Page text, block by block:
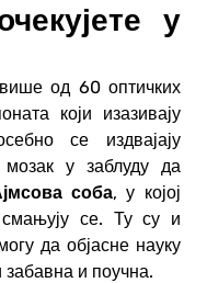
у
од 60 оптичких
који изазивају
се издвајају
у заблуду да
соба, у којој
се. Ту су и
да објасне науку
забавна и поучна.